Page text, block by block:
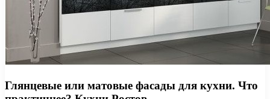
Глянцевые или матовые фасады для кухни. Что